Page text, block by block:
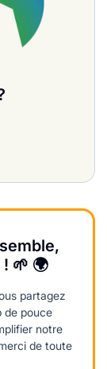
🌱 🌍
partagez
de pouce
notre
de toute